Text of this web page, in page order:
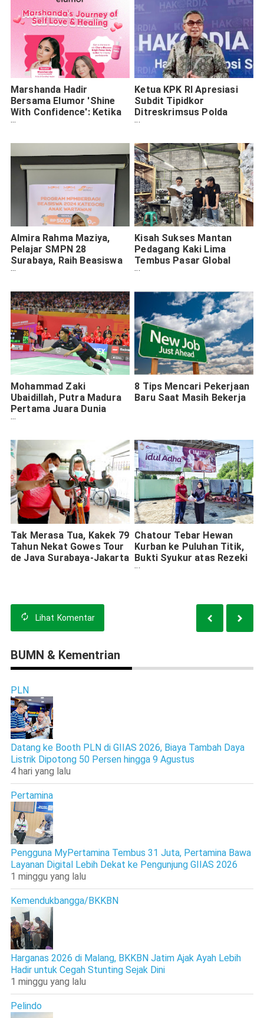
Marshanda Hadir
Bersama Elumor 'Shine
With Confidence': Ketika
Kecantikan Bertemu
Perempuan Indonesia
Ketua KPK RI Apresiasi
Subdit Tipidkor
Ditreskrimsus Polda
Jatim Raih Penghargaan
Almira Rahma Maziya,
Pelajar SMPN 28
Surabaya, Raih Beasiswa
MPM Honda Jatim
Kisah Sukses Mantan
Pedagang Kaki Lima
Tembus Pasar Global
dengan Program Ekspor
Mohammad Zaki
Ubaidillah, Putra Madura
Pertama Juara Dunia
Bulutangkis Junior 2024.
8 Tips Mencari Pekerjaan
Baru Saat Masih Bekerja
Tak Merasa Tua, Kakek 79
Tahun Nekat Gowes Tour
de Java Surabaya-Jakarta
Chatour Tebar Hewan
Kurban ke Puluhan Titik,
Bukti Syukur atas Rezeki
Bisnis Travel
Lihat Komentar
BUMN & Kementrian
PLN
Datang ke Booth PLN di GIIAS 2026, Biaya Tambah Daya
Listrik Dipotong 50 Persen hingga 9 Agustus
4 hari yang lalu
Pertamina
Pengguna MyPertamina Tembus 31 Juta, Pertamina Bawa
Layanan Digital Lebih Dekat ke Pengunjung GIIAS 2026
1 minggu yang lalu
Kemendukbangga/BKKBN
Harganas 2026 di Malang, BKKBN Jatim Ajak Ayah Lebih
Hadir untuk Cegah Stunting Sejak Dini
1 minggu yang lalu
Pelindo